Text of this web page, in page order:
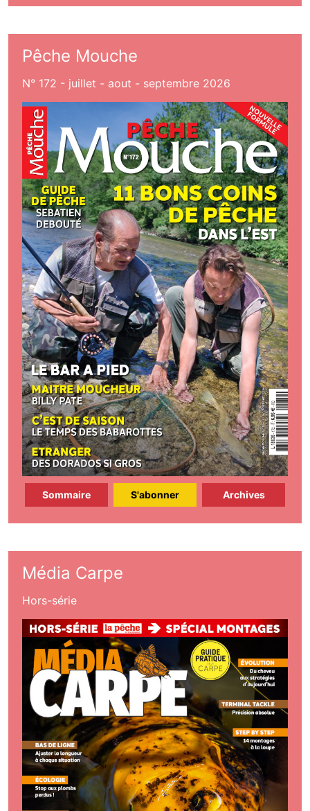
Pêche Mouche
N° 172 - juillet - aout - septembre 2026
Sommaire S'abonner Archives
Média Carpe
Hors-série